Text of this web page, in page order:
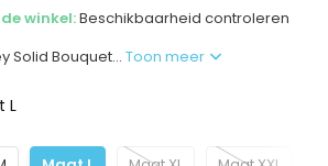
winkel:Beschikbaarheid controleren
Solid Bouquet...Toon meer
L